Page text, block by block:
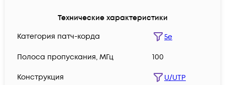
Технические характеристики
Категория патч-корда
5e
Полоса пропускания, МГц 100
Конструкция U/UTP